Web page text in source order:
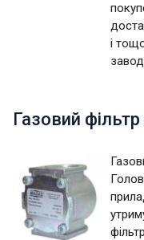
і
Газовий фільтр